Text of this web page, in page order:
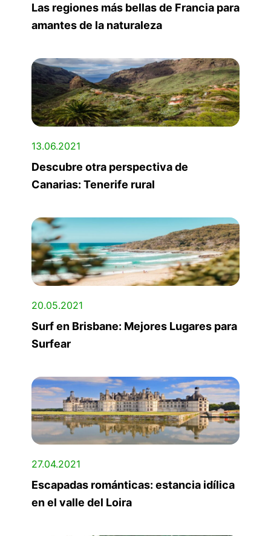
Las regiones más bellas de Francia para
amantes de la naturaleza
13.06.2021
Descubre otra perspectiva de
Canarias: Tenerife rural
20.05.2021
Surf en Brisbane: Mejores Lugares para
Surfear
27.04.2021
Escapadas románticas: estancia idílica
en el valle del Loira